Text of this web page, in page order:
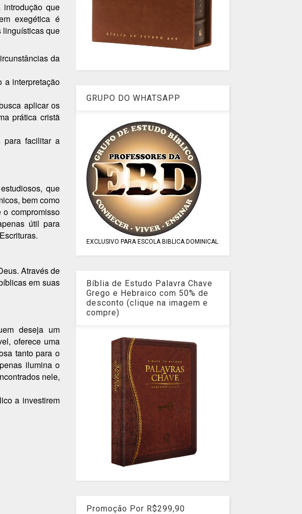
que
exegética é
linguísticas que
da
a interpretação
aplicar os
prática cristã
para facilitar a
que
bem como
compromisso
útil para
Através de
em suas
deseja um
oferece uma
tanto para o
ilumina o
nele,
a investirem
GRUPO DO WHATSAPP
EXCLUSIVO PARA ESCOLA BIBLICA DOMINICAL
Bíblia de Estudo Palavra Chave
Grego e Hebraico com 50% de
desconto (clique na imagem e
compre)
Promoção Por R$299,90